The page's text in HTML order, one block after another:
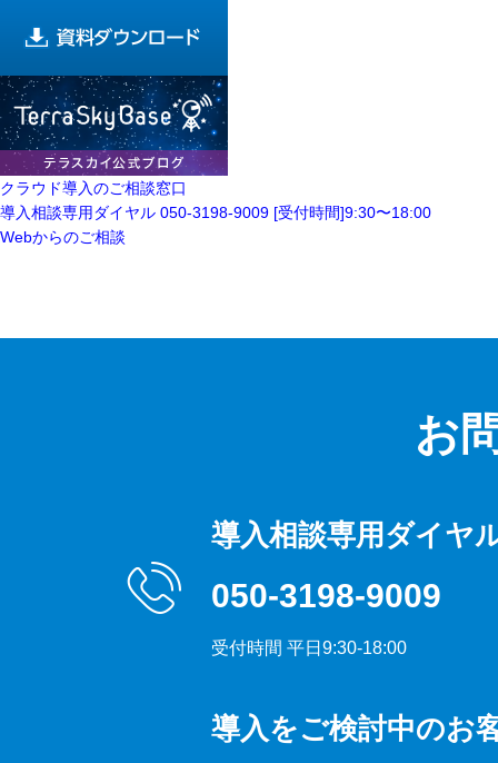
クラウド導入のご相談窓口
導入相談専用ダイヤル 050-3198-9009 [受付時間]9:30〜18:00
Webからのご相談
お
導入相談専用ダイヤ
050-3198-9009
受付時間 平日9:30-18:00
導入をご検討中のお